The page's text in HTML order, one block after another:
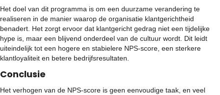
Het doel van dit programma is om een duurzame verandering te
realiseren in de manier waarop de organisatie klantgerichtheid
benadert. Het zorgt ervoor dat klantgericht gedrag niet een tijdelijke
hype is, maar een blijvend onderdeel van de cultuur wordt. Dit leidt
uiteindelijk tot een hogere en stabielere NPS-score, een sterkere
klantloyaliteit en betere bedrijfsresultaten.
Conclusie
Het verhogen van de NPS-score is geen eenvoudige taak, en veel